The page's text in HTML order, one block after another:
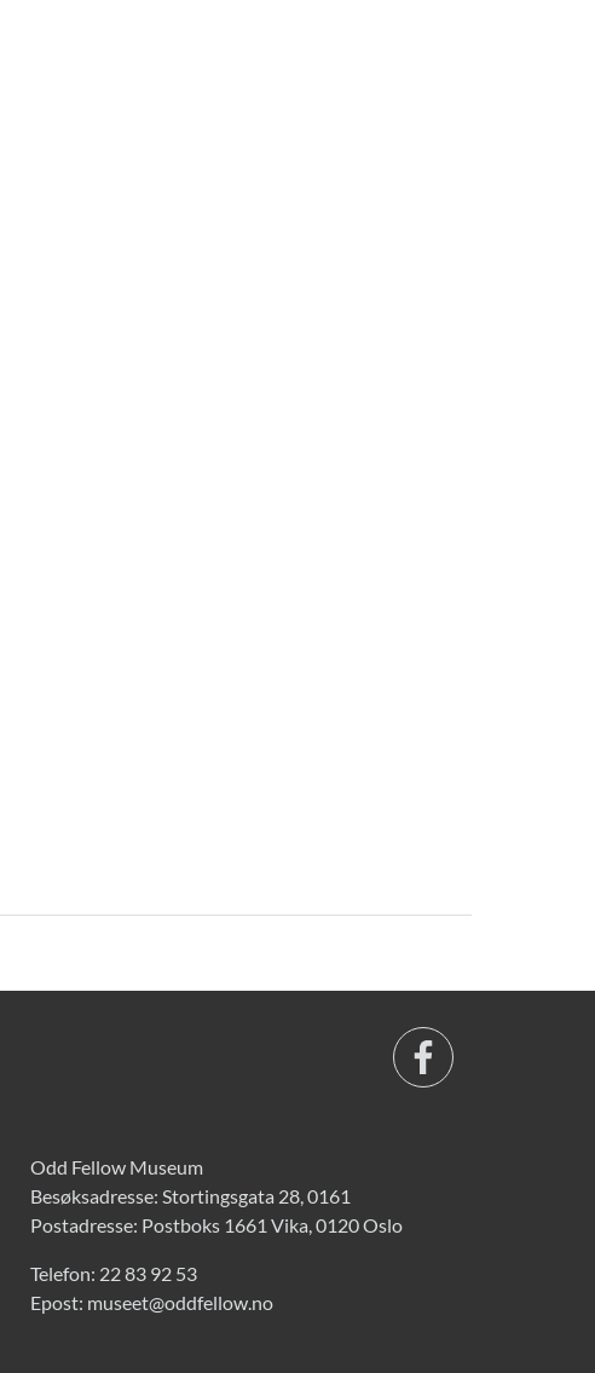
Odd Fellow Museum
Besøksadresse: Stortingsgata 28, 0161
Postadresse: Postboks 1661 Vika, 0120 Oslo
Telefon: 22 83 92 53
Epost: museet@oddfellow.no